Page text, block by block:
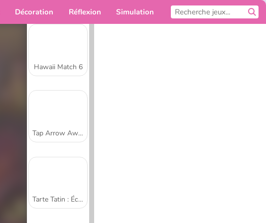
Décoration Réflexion Simulation
Hawaii Match 6
Tap Arrow Away
Tarte Tatin : École de cuisine de Sara